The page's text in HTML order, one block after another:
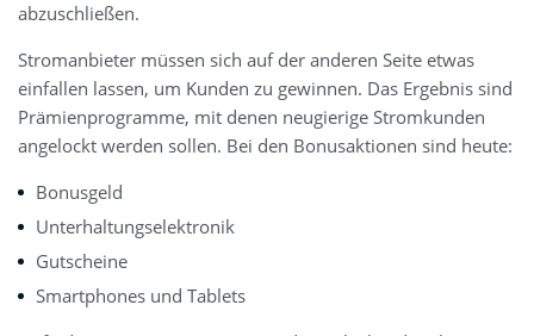
abzuschließen.
Stromanbieter müssen sich auf der anderen Seite etwas
einfallen lassen, um Kunden zu gewinnen. Das Ergebnis sind
Prämienprogramme, mit denen neugierige Stromkunden
angelockt werden sollen. Bei den Bonusaktionen sind heute:
Bonusgeld
Unterhaltungselektronik
Gutscheine
Smartphones und Tablets